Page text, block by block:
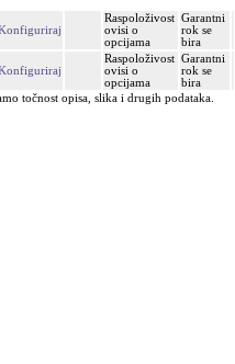
Raspoloživost
ovisi o
opcijama
Garantni
rok se
bira
Raspoloživost
ovisi o
opcijama
Garantni
rok se
bira
točnost opisa, slika i drugih podataka.